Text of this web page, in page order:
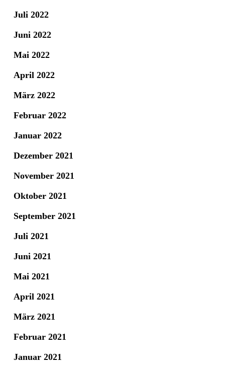
Juli 2022
Juni 2022
Mai 2022
April 2022
März 2022
Februar 2022
Januar 2022
Dezember 2021
November 2021
Oktober 2021
September 2021
Juli 2021
Juni 2021
Mai 2021
April 2021
März 2021
Februar 2021
Januar 2021